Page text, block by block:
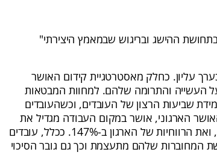
ההישג ובריגוש שבמאמץ היצירתי"
עליון. כחלק מאסטרטגיית קידום האושר
העשייה והתרומה שלהם. למחוות המבטאות
שביעות הרצון של העובדים, וכשהעובדים
הארגוני, אושר במקום העבודה מגדיל את
יעילות העובדים בשיעור של כ-31%, את היצירתיות פי 3, ואת הרווחיות של הארגון ב-147%. ככלל, עובדים
המחוברות שלהם מתעצמת וכך גם גובר הסיכוי